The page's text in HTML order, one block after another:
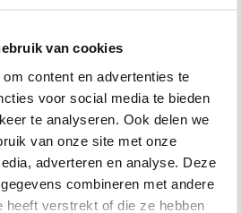
van cookies
content en advertenties te
voor social media te bieden
te analyseren. Ook delen we
van onze site met onze
adverteren en analyse. Deze
combineren met andere
heeft verstrekt of die ze hebben